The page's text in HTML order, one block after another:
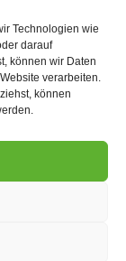
Technologien wie
darauf
können wir Daten
verarbeiten.
können